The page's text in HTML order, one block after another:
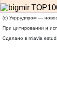
(c) Укррудпром —
При цитировании и
Сделано в miavia